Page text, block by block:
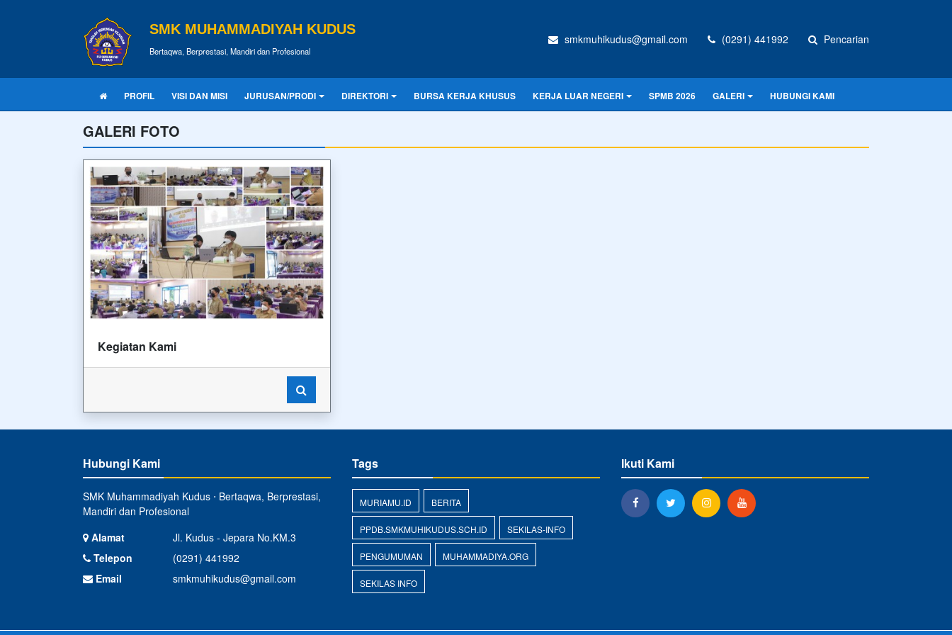
SMK MUHAMMADIYAH KUDUS
Bertaqwa, Berprestasi, Mandiri dan Profesional
smkmuhikudus@gmail.com (0291) 441992 Pencarian
PROFIL VISI DAN MISI JURUSAN/PRODI DIREKTORI BURSA KERJA KHUSUS KERJA LUAR NEGERI SPMB 2026 GALERI HUBUNGI KAMI
GALERI FOTO
Kegiatan Kami
Hubungi Kami
SMK Muhammadiyah Kudus ⋅ Bertaqwa, Berprestasi,
Mandiri dan Profesional
Alamat
Jl. Kudus - Jepara No.KM.3
Telepon
(0291) 441992
Email
smkmuhikudus@gmail.com
Tags
MURIAMU.ID BERITA
PPDB.SMKMUHIKUDUS.SCH.ID SEKILAS-INFO
PENGUMUMAN MUHAMMADIYA.ORG
SEKILAS INFO
Ikuti Kami